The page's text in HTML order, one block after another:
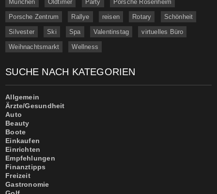
München Oldtimer Party Porsche Rosenheim
Porsche Zentrum Rallye reisen Rotary Schönheit
Silvester Ski Spa Valentinstag virtuelles Büro
Weihnachtsmarkt Wellness
SUCHE NACH KATEGORIEN
Allgemein
Ärzte/Gesundheit
Auto
Beauty
Boote
Einkaufen
Einrichten
Empfehlungen
Finanztipps
Freizeit
Gastronomie